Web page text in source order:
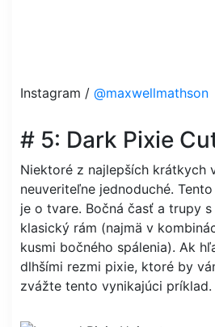
Instagram / @maxwellmathson
# 5: Dark Pixie
Niektoré z najlepších krátkych
neuveriteľne jednoduché.
je o tvare. Bočná časť a trupy
klasický rám (najmä v
kusmi bočného spálenia). Ak
dlhšími rezmi pixie, ktoré by
zvážte tento vynikajúci príklad.